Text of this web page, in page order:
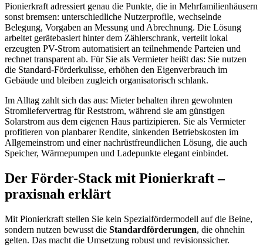
Pionierkraft adressiert genau die Punkte, die in Mehrfamilienhäusern
sonst bremsen: unterschiedliche Nutzerprofile, wechselnde
Belegung, Vorgaben an Messung und Abrechnung. Die Lösung
arbeitet gerätebasiert hinter dem Zählerschrank, verteilt lokal
erzeugten PV-Strom automatisiert an teilnehmende Parteien und
rechnet transparent ab. Für Sie als Vermieter heißt das: Sie nutzen
die Standard-Förderkulisse, erhöhen den Eigenverbrauch im
Gebäude und bleiben zugleich organisatorisch schlank.
Im Alltag zahlt sich das aus: Mieter behalten ihren gewohnten
Stromliefervertrag für Reststrom, während sie am günstigen
Solarstrom aus dem eigenen Haus partizipieren. Sie als Vermieter
profitieren von planbarer Rendite, sinkenden Betriebskosten im
Allgemeinstrom und einer nachrüstfreundlichen Lösung, die auch
Speicher, Wärmepumpen und Ladepunkte elegant einbindet.
Der Förder-Stack mit Pionierkraft –
praxisnah erklärt
Mit Pionierkraft stellen Sie kein Spezialfördermodell auf die Beine,
sondern nutzen bewusst die Standardförderungen, die ohnehin
gelten. Das macht die Umsetzung robust und revisionssicher.